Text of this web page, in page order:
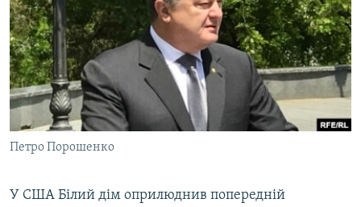
СПЕЦПРОЕКТИ
ДЕПОРТАЦІЯ
ВІДЕОУРОКИ «ELIFBE»
СВІДЧЕННЯ ОКУПАЦІЇ
УКРАЇНСЬКА ПРОБЛЕМА КРИМУ
ІНФОГРАФІКА
ЯК ОБІЙТИ БЛОКУВАННЯ
Русский
Qırımtatar
ДОЛУЧАЙСЯ!
Петро Порошенко
У США Білий дім оприлюднив попередній